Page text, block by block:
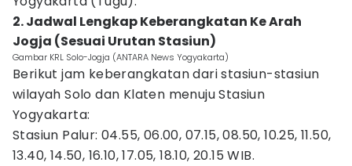
2. Jadwal Lengkap Keberangkatan Ke Arah
Jogja (Sesuai Urutan Stasiun)
Gambar KRL Solo-Jogja (ANTARA News Yogyakarta)
Berikut jam keberangkatan dari stasiun-stasiun
wilayah Solo dan Klaten menuju Stasiun
Yogyakarta:
Stasiun Palur: 04.55, 06.00, 07.15, 08.50, 10.25, 11.50,
13.40, 14.50, 16.10, 17.05, 18.10, 20.15 WIB.